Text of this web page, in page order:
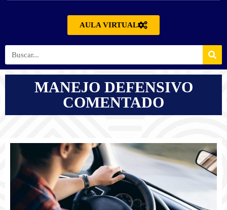
AULA VIRTUAL
MANEJO DEFENSIVO
COMENTADO